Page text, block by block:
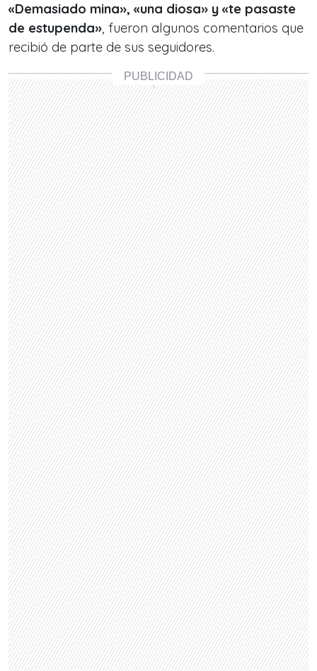
«Demasiado mina», «una diosa» y «te pasaste
de estupenda», fueron algunos comentarios que
recibió de parte de sus seguidores.